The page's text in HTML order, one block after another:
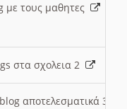
τους μαθητες
στα σχολεια 2
αποτελεσματικά 3